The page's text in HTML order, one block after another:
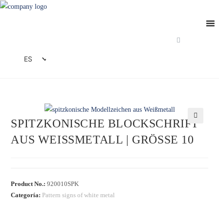
Saltar
ES
IT
🔍
SPITZKONISCHE BLOCKSCHRIFT
AUS WEISSMETALL | GRÖSSE 10
Product No.:920010SPK
Categoría: Pattern signs of white metal